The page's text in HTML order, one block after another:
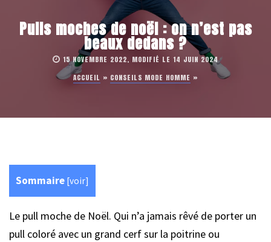
Pulls moches de noël : on n’est pas
beaux dedans ?
15 NOVEMBRE 2022, MODIFIÉ LE 14 JUIN 2024
ACCUEIL » CONSEILS MODE HOMME »
Sommaire [voir]
Le pull moche de Noël. Qui n’a jamais rêvé de porter un
pull coloré avec un grand cerf sur la poitrine ou